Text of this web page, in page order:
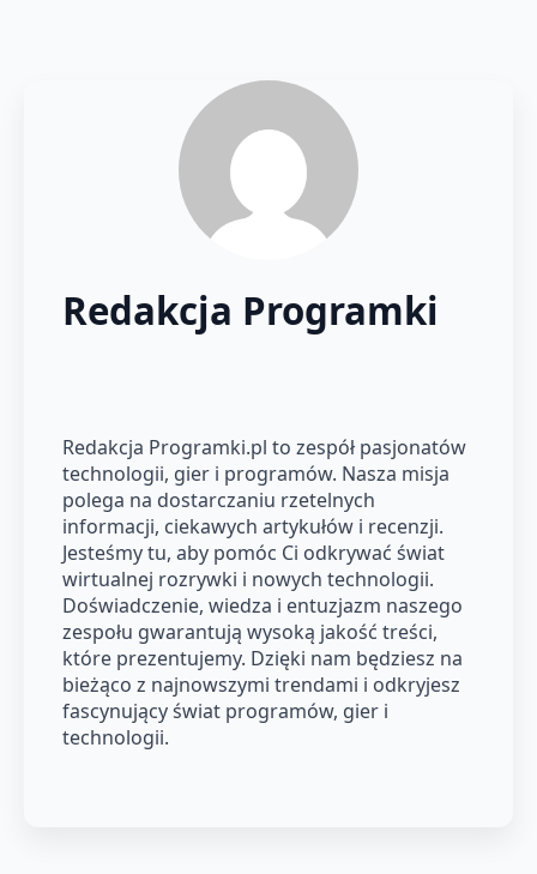
Redakcja Programki
Redakcja Programki.pl to zespół pasjonatów
technologii, gier i programów. Nasza misja
polega na dostarczaniu rzetelnych
informacji, ciekawych artykułów i recenzji.
Jesteśmy tu, aby pomóc Ci odkrywać świat
wirtualnej rozrywki i nowych technologii.
Doświadczenie, wiedza i entuzjazm naszego
zespołu gwarantują wysoką jakość treści,
które prezentujemy. Dzięki nam będziesz na
bieżąco z najnowszymi trendami i odkryjesz
fascynujący świat programów, gier i
technologii.